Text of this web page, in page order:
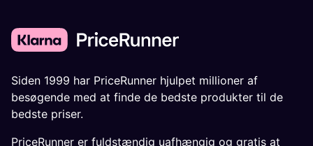
Siden 1999 har PriceRunner hjulpet millioner af
besøgende med at finde de bedste produkter til de
bedste priser.
PriceRunner er fuldstændig uafhængig og gratis at